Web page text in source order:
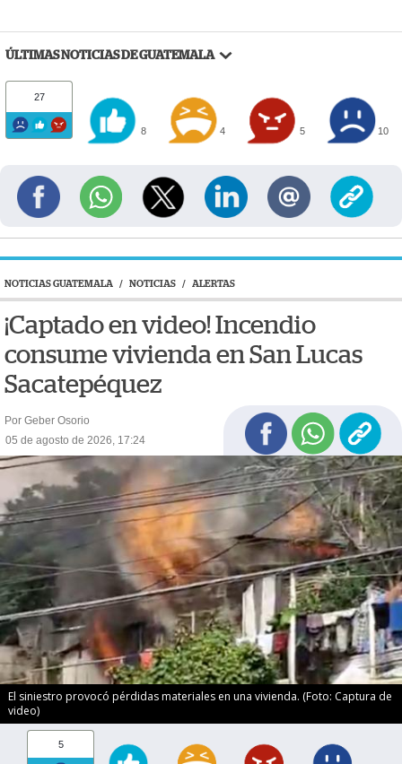
ÚLTIMAS NOTICIAS DE GUATEMALA
27
8 4 5 10
NOTICIAS GUATEMALA / NOTICIAS / ALERTAS
¡Captado en video! Incendio
consume vivienda en San Lucas
Sacatepéquez
Por Geber Osorio
05 de agosto de 2026, 17:24
El siniestro provocó pérdidas materiales en una vivienda. (Foto: Captura de
video)
5